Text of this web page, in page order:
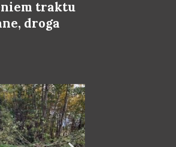
traktu
droga